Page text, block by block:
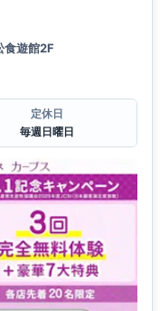
食遊館2F
定休日
毎週日曜日